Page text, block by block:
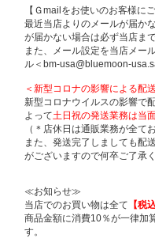
【Ｇmailをお使いのお客様に
最近当店よりのメールが届か
が届かない場合は必ず当店ま
また、メール設定を当店メー
ル＜bm-usa@bluemoon-
＜新型コロナの影響による配
新型コロナウイルスの影響で
よって土日祝の発送業務は当
（＊店休日は通販業務が全て
また、発送完了しましても配
がございますので何卒ご了承
≪お知らせ≫
当店でのお買い物は全て 【税
商品金額に消費10％が一律加
す。